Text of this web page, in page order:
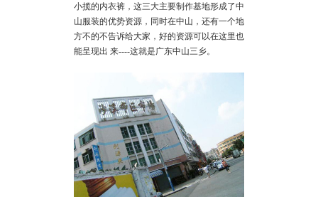
小揽的内衣裤，这三大主要制作基地形成了中
山服装的优势资源，同时在中山，还有一个地
方不的不告诉给大家，好的资源可以在这里也
能呈现出 来----这就是广东中山三乡。